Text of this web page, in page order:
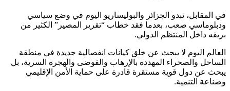
في المقابل، تبدو الجزائر والبوليساريو اليوم في وضع سياسي
ودبلوماسي صعب، بعدما فقد خطاب “تقرير المصير” الكثير من
بريقه داخل المنتظم الدولي.
العالم اليوم لا يبحث عن خلق كيانات انفصالية جديدة في منطقة
الساحل والصحراء المهددة بالإرهاب والفوضى والهجرة السرية، بل
يبحث عن دول قوية مستقرة قادرة على حماية الأمن الإقليمي
وصناعة التنمية.